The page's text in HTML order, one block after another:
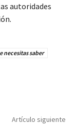
autoridades
necesitas saber
Artículo siguiente